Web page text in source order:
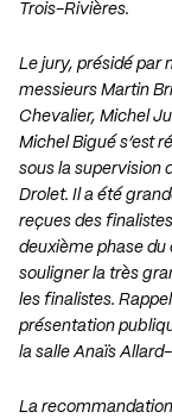
Trois-Rivières.
Le jury, présidé par
messieurs Martin
Chevalier, Michel
Michel Bigué s’est
sous la supervision
Drolet. Il a été
reçues des
deuxième phase
souligner la très
les finalistes.
présentation
la salle Anaïs
La